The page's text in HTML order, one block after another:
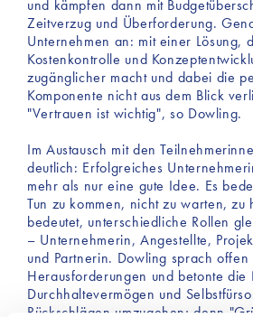
und kämpfen dann mit
Zeitverzug und Überforderung.
Unternehmen an: mit einer Lösung,
Kostenkontrolle und
zugänglicher macht und dabei die
Komponente nicht aus dem Blick
"Vertrauen ist wichtig", so Dowling.
Im Austausch mit den
deutlich: Erfolgreiches
mehr als nur eine gute Idee. Es
Tun zu kommen, nicht zu warten, zu
bedeutet, unterschiedliche Rollen
– Unternehmerin, Angestellte,
und Partnerin. Dowling sprach offen
Herausforderungen und betonte
Durchhaltevermögen und
Rückschlägen umzugehen; denn